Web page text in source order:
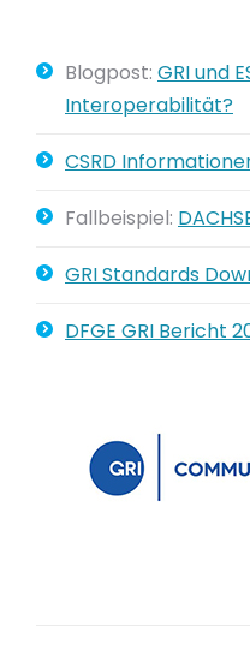
Blogpost: GRI und
Interoperabilität?
CSRD
Fallbeispiel:
GRI Standards
DFGE GRI Bericht